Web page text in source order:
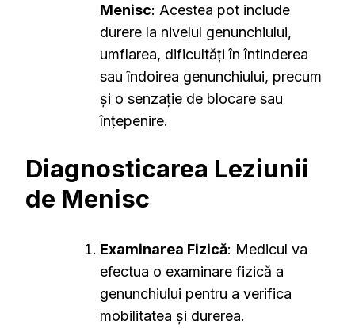
Menisc: Acestea pot include
durere la nivelul genunchiului,
umflarea, dificultăți în întinderea
sau îndoirea genunchiului, precum
și o senzație de blocare sau
înțepenire.
Diagnosticarea Leziunii
de Menisc
Examinarea Fizică: Medicul va
efectua o examinare fizică a
genunchiului pentru a verifica
mobilitatea și durerea.